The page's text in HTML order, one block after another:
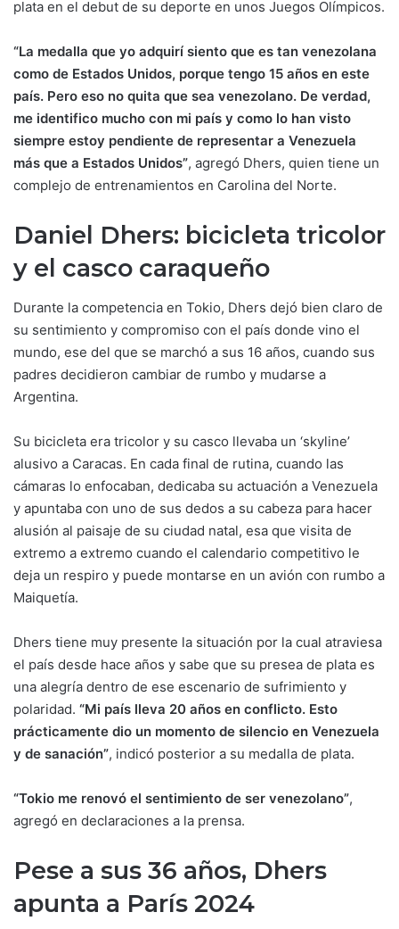
plata en el debut de su deporte en unos Juegos Olímpicos.
“La medalla que yo adquirí siento que es tan venezolana
como de Estados Unidos, porque tengo 15 años en este
país. Pero eso no quita que sea venezolano. De verdad,
me identifico mucho con mi país y como lo han visto
siempre estoy pendiente de representar a Venezuela
más que a Estados Unidos”, agregó Dhers, quien tiene un
complejo de entrenamientos en Carolina del Norte.
Daniel Dhers: bicicleta tricolor
y el casco caraqueño
Durante la competencia en Tokio, Dhers dejó bien claro de
su sentimiento y compromiso con el país donde vino el
mundo, ese del que se marchó a sus 16 años, cuando sus
padres decidieron cambiar de rumbo y mudarse a
Argentina.
Su bicicleta era tricolor y su casco llevaba un ‘skyline’
alusivo a Caracas. En cada final de rutina, cuando las
cámaras lo enfocaban, dedicaba su actuación a Venezuela
y apuntaba con uno de sus dedos a su cabeza para hacer
alusión al paisaje de su ciudad natal, esa que visita de
extremo a extremo cuando el calendario competitivo le
deja un respiro y puede montarse en un avión con rumbo a
Maiquetía.
Dhers tiene muy presente la situación por la cual atraviesa
el país desde hace años y sabe que su presea de plata es
una alegría dentro de ese escenario de sufrimiento y
polaridad. “Mi país lleva 20 años en conflicto. Esto
prácticamente dio un momento de silencio en Venezuela
y de sanación”, indicó posterior a su medalla de plata.
“Tokio me renovó el sentimiento de ser venezolano”,
agregó en declaraciones a la prensa.
Pese a sus 36 años, Dhers
apunta a París 2024